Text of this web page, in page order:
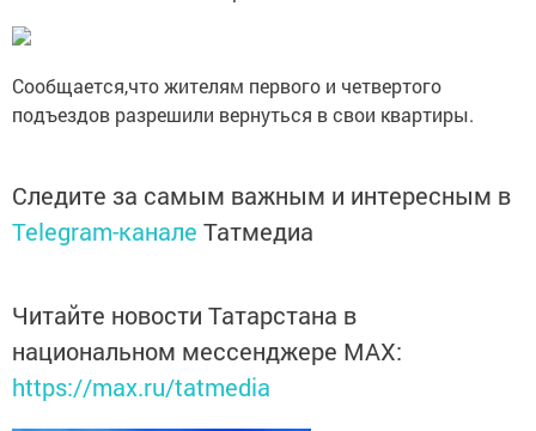
Сообщается,что жителям первого и четвертого
подъездов разрешили вернуться в свои квартиры.
Следите за самым важным и интересным в
Telegram-канале Татмедиа
Читайте новости Татарстана в
национальном мессенджере MАХ:
https://max.ru/tatmedia